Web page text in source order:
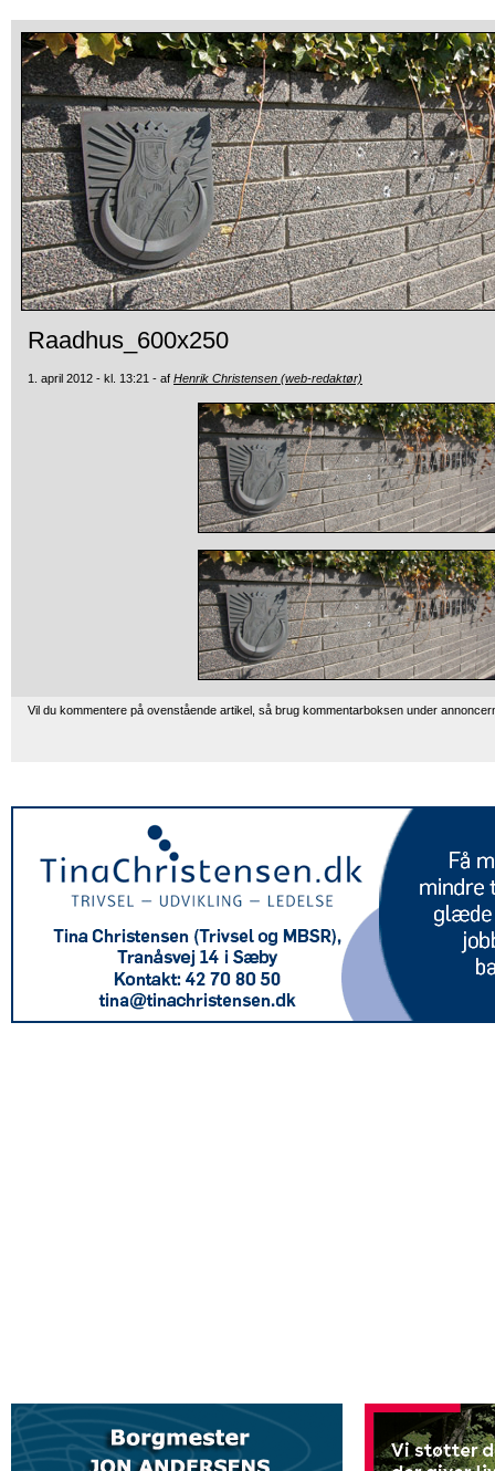
Raadhus_600x250
1. april 2012 - kl. 13:21 - af Henrik Christensen (web-redaktør)
Vil du kommentere på ovenstående artikel, så brug kommentarboksen under